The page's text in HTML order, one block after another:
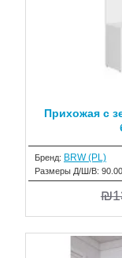
Бренд: BRW (PL)
Размеры Д/Ш/В:
Прихожая с